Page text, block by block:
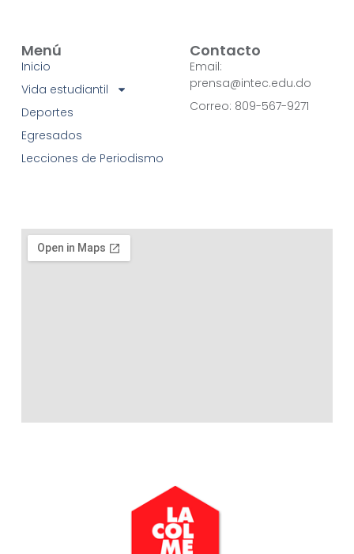
Menú
Inicio
Vida estudiantil
Deportes
Egresados
Lecciones de Periodismo
Contacto
Email:
prensa@intec.edu.do
Correo: 809-567-9271